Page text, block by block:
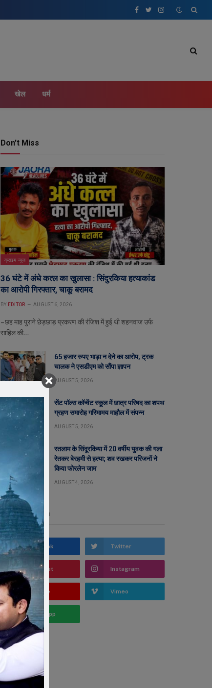
Facebook
TwitterInstagram
खेल धर्म
Don't Miss
क्राइम न्यूज़
36 घंटे में अंधे कत्ल का खुलासा : सिंदुरकिया हत्याकांड
का आरोपी गिरफ्तार, चाकू बरामद
BY EDITOR AUGUST 6, 2026
– छह माह पुराने छेड़छाड़ प्रकरण की रंजिश में हुई थी शहनवाज उर्फ
साहिल की…
65 हजार रुपए भाड़ा न देने का आरोप, ट्रक
चालक ने एसडीएम को सौंपा ज्ञापन
AUGUST 5, 2026
सेंट पॉल्स कॉन्वेंट स्कूल में छात्र परिषद का शपथ
ग्रहण समारोह गरिमामय माहौल में संपन्न
AUGUST 5, 2026
रतलाम के सिंदूरकिया में 20 वर्षीय युवक की गला
रेतकर बेरहमी से हत्या; शव रखकर परिजनों ने
किया फोरलेन जाम
AUGUST 4, 2026
Stay In Touch
Facebook Twitter
Pinterest Instagram
YouTube Vimeo
WhatsApp